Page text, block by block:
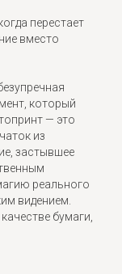
перестает
вместо
который
— это
из
застывшее
реального
видением.
бумаги,